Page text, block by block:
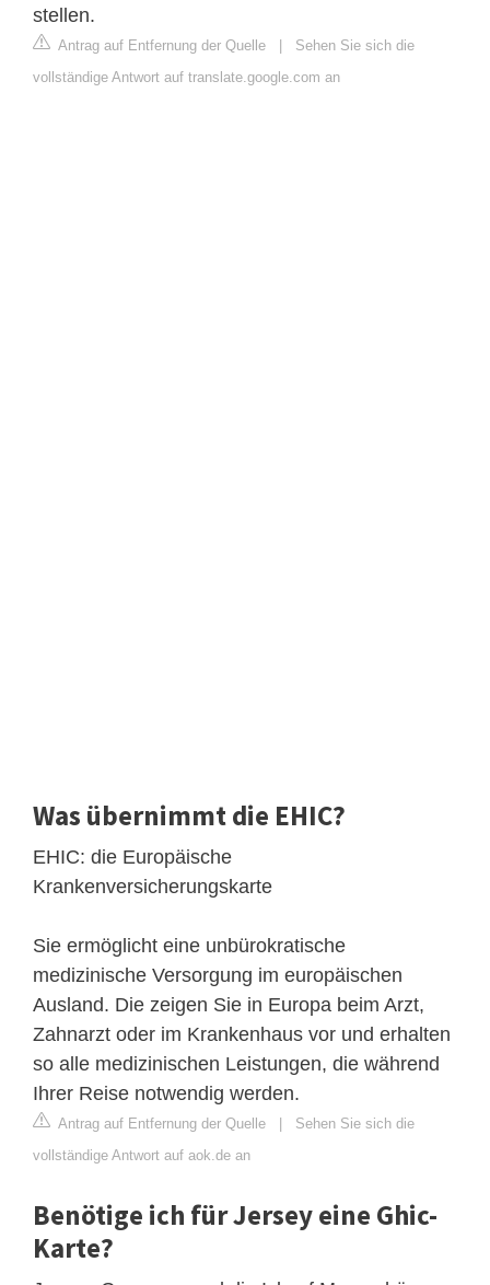
stellen.
Antrag auf Entfernung der Quelle | Sehen Sie sich die
vollständige Antwort auf translate.google.com an
Was übernimmt die EHIC?
EHIC: die Europäische
Krankenversicherungskarte
Sie ermöglicht eine unbürokratische
medizinische Versorgung im europäischen
Ausland. Die zeigen Sie in Europa beim Arzt,
Zahnarzt oder im Krankenhaus vor und erhalten
so alle medizinischen Leistungen, die während
Ihrer Reise notwendig werden.
Antrag auf Entfernung der Quelle | Sehen Sie sich die
vollständige Antwort auf aok.de an
Benötige ich für Jersey eine Ghic-
Karte?